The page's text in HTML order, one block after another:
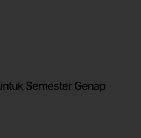
Semester Genap